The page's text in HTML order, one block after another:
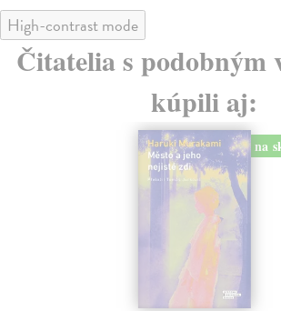
High-contrast mode
Čitatelia s podobným
kúpili aj:
na